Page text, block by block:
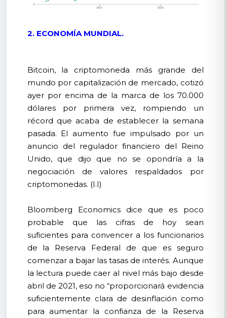
2. ECONOMÍA MUNDIAL.
Bitcoin, la criptomoneda más grande del
mundo por capitalización de mercado, cotizó
ayer por encima de la marca de los 70.000
dólares por primera vez, rompiendo un
récord que acaba de establecer la semana
pasada. El aumento fue impulsado por un
anuncio del regulador financiero del Reino
Unido, que dijo que no se opondría a la
negociación de valores respaldados por
criptomonedas. (I.I)
Bloomberg Economics dice que es poco
probable que las cifras de hoy sean
suficientes para convencer a los funcionarios
de la Reserva Federal de que es seguro
comenzar a bajar las tasas de interés. Aunque
la lectura puede caer al nivel más bajo desde
abril de 2021, eso no “proporcionará evidencia
suficientemente clara de desinflación como
para aumentar la confianza de la Reserva